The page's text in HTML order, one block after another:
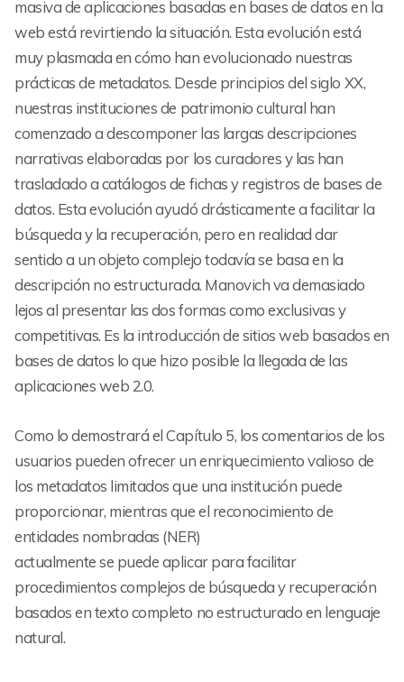
masiva de aplicaciones basadas en bases de datos en la
web está revirtiendo la situación. Esta evolución está
muy plasmada en cómo han evolucionado nuestras
prácticas de metadatos. Desde principios del siglo XX,
nuestras instituciones de patrimonio cultural han
comenzado a descomponer las largas descripciones
narrativas elaboradas por los curadores y las han
trasladado a catálogos de fichas y registros de bases de
datos. Esta evolución ayudó drásticamente a facilitar la
búsqueda y la recuperación, pero en realidad dar
sentido a un objeto complejo todavía se basa en la
descripción no estructurada. Manovich va demasiado
lejos al presentar las dos formas como exclusivas y
competitivas. Es la introducción de sitios web basados en
bases de datos lo que hizo posible la llegada de las
aplicaciones web 2.0.
Como lo demostrará el Capítulo 5, los comentarios de los
usuarios pueden ofrecer un enriquecimiento valioso de
los metadatos limitados que una institución puede
proporcionar, mientras que el reconocimiento de
entidades nombradas (NER)
actualmente se puede aplicar para facilitar
procedimientos complejos de búsqueda y recuperación
basados en texto completo no estructurado en lenguaje
natural.